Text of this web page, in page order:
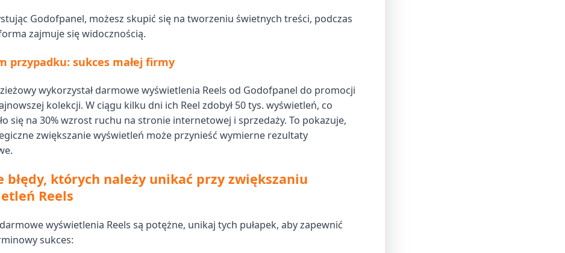
Godofpanel, możesz skupić się na tworzeniu świetnych treści, podczas
zajmuje się widocznością.
przypadku: sukces małej firmy
wykorzystał darmowe wyświetlenia Reels od Godofpanel do promocji
kolekcji. W ciągu kilku dni ich Reel zdobył 50 tys. wyświetleń, co
się na 30% wzrost ruchu na stronie internetowej i sprzedaży. To pokazuje,
zwiększanie wyświetleń może przynieść wymierne rezultaty
błędy, których należy unikać przy zwiększaniu
Reels
wyświetlenia Reels są potężne, unikaj tych pułapek, aby zapewnić
sukces: